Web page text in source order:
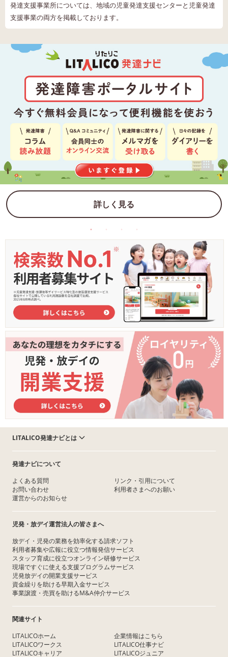
発達支援事業所については、地域の児童発達支援センターと児童発達
支援事業の両方を掲載しております。
詳しく見る
LITALICO発達ナビとは
発達ナビについて
よくある質問
お問い合わせ
運営からのお知らせ
リンク・引用について
利用者さまへのお願い
児発・放デイ運営法人の皆さまへ
放デイ・児発の業務を効率化する請求ソフト
利用者募集や広報に役立つ情報発信サービス
スタッフ育成に役立つオンライン研修サービス
現場ですぐに使える支援プログラムサービス
児発放デイの開業支援サービス
資金繰りを助ける早期入金サービス
事業譲渡・売買を助けるM&A仲介サービス
関連サイト
LITALICOホーム
LITALICOワークス
LITALICOキャリア
企業情報はこちら
LITALICO仕事ナビ
LITALICOジュニア